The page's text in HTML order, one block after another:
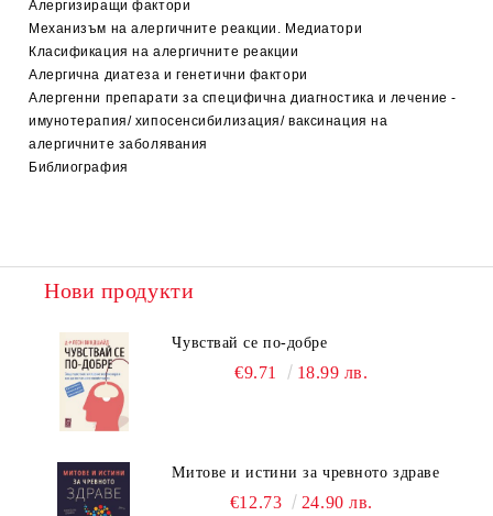
Алергизиращи фактори
Механизъм на алергичните реакции. Медиатори
Класификация на алергичните реакции
Алергична диатеза и генетични фактори
Алергенни препарати за специфична диагностика и лечение -
имунотерапия/ хипосенсибилизация/ ваксинация на
алергичните заболявания
Библиография
Нови продукти
Чувствай се по-добре
€9.71 18.99 лв.
Митове и истини за чревното здраве
€12.73 24.90 лв.